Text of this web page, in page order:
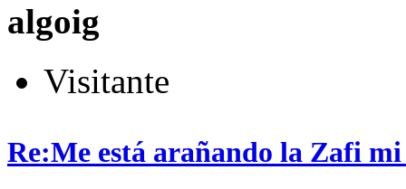
algoig
Visitante
Re:Me está arañando la Zafi